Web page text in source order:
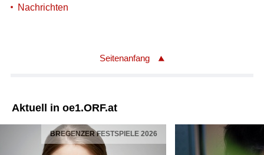
Nachrichten
Seitenanfang
Aktuell in oe1.ORF.at
BREGENZER FESTSPIELE 2026